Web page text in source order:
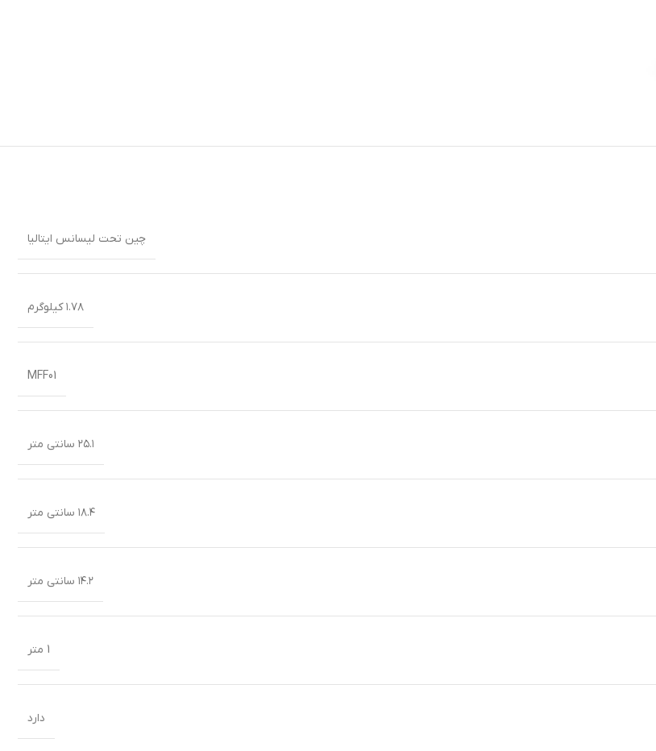
چین تحت لیسانس ایتالیا
۱.۷۸ کیلوگرم
MFF01
۲۵.۱ سانتی متر
۱۸.۴ سانتی متر
۱۴.۲ سانتی متر
1 متر
دارد